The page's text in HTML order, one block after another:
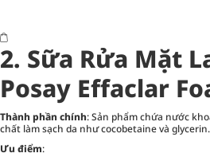
2. Sữa Rửa Mặt
Posay Effaclar
Thành phần chính: Sản phẩm chứa nước
chất làm sạch da như cocobetaine và glycerin.
Ưu điểm: